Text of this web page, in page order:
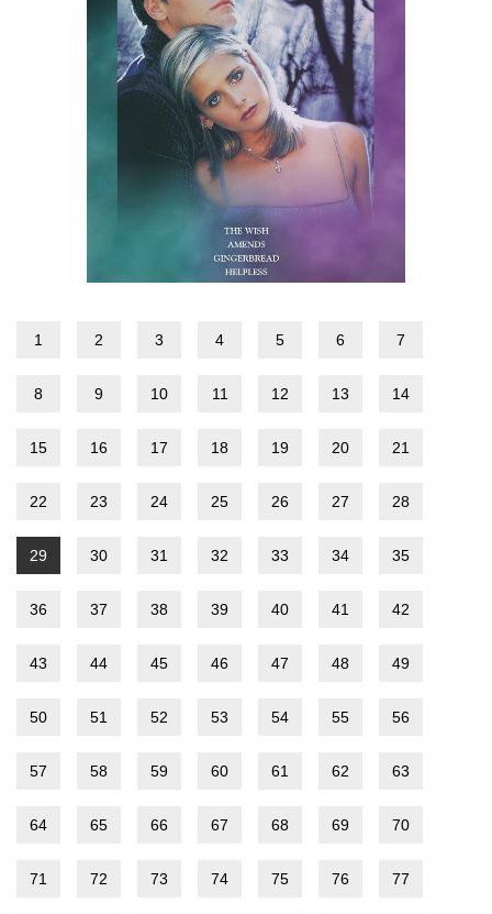
1 2 3 4 5 6 7
8 9 10 11 12 13 14
15 16 17 18 19 20 21
22 23 24 25 26 27 28
29 30 31 32 33 34 35
36 37 38 39 40 41 42
43 44 45 46 47 48 49
50 51 52 53 54 55 56
57 58 59 60 61 62 63
64 65 66 67 68 69 70
71 72 73 74 75 76 77